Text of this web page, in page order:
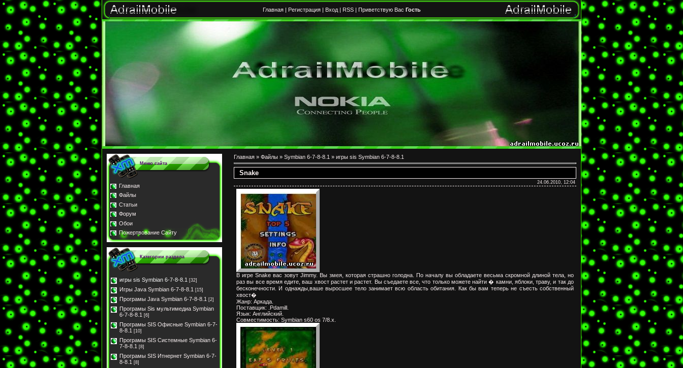
Главная| Регистрация| Вход| RSS| Приветствую Вас Гость
Меню сайта
Главная
Файлы
Статьи
Форум
Обои
Пожертвование Сайту
Категории раздела
игры sis Symbian 6-7-8-8.1 [32]
Игры Java Symbian 6-7-8-8.1 [15]
Програмы Java Symbian 6-7-8-8.1 [2]
Програмы Sis мультимедиа Symbian
6-7-8-8.1 [6]
Програмы SIS Офисные Symbian 6-7-
8-8.1 [10]
Програмы SIS Системные Symbian 6-
7-8-8.1 [8]
Програмы SIS Итнернет Symbian 6-7-
8-8.1 [8]
Главная » Файлы » Symbian 6-7-8-8.1 » игры sis Symbian 6-7-8-8.1
Snake
24.06.2010, 12:04
В игре Snake вас зовут Jimmy. Вы змея, которая страшно голодна. По началу вы обладаете весьма скромной длиной тела, но
раз вы все время едите, ваш хвост растет и растет. Вы съедаете все, что только можете найти � камни, яблоки, траву, и так до
бесконечности. И однажды,ваше выросшее тело занимает всю область обитания. Как бы вам теперь не съесть собственный
хвост�
Жанр: Аркада.
Поставщик: .Pdamill.
Язык: Английский.
Совместимость: Symbian s60 os 7/8.x.